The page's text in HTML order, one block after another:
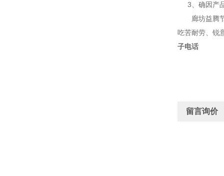
3、确因产品
廊坊益腾节
吃苦耐劳、锐
子电话
留言询价